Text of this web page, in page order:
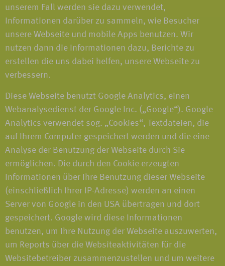
unserem Fall werden sie dazu verwendet,
Informationen darüber zu sammeln, wie Besucher
unsere Webseite und mobile Apps benutzen. Wir
nutzen dann die Informationen dazu, Berichte zu
erstellen die uns dabei helfen, unsere Webseite zu
verbessern.
Diese Webseite benutzt Google Analytics, einen
Webanalysedienst der Google Inc. („Google“). Google
Analytics verwendet sog. „Cookies“, Textdateien, die
auf Ihrem Computer gespeichert werden und die eine
Analyse der Benutzung der Webseite durch Sie
ermöglichen. Die durch den Cookie erzeugten
Informationen über Ihre Benutzung dieser Webseite
(einschließlich Ihrer IP-Adresse) werden an einen
Server von Google in den USA übertragen und dort
gespeichert. Google wird diese Informationen
benutzen, um Ihre Nutzung der Webseite auszuwerten,
um Reports über die Websiteaktivitäten für die
Websitebetreiber zusammenzustellen und um weitere